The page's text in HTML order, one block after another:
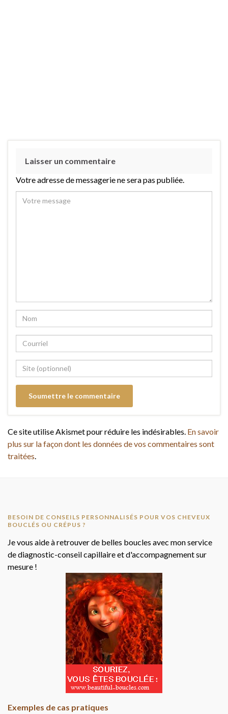
Laisser un commentaire
Votre adresse de messagerie ne sera pas publiée.
Ce site utilise Akismet pour réduire les indésirables. En savoir
plus sur la façon dont les données de vos commentaires sont
traitées.
BESOIN DE CONSEILS PERSONNALISÉS POUR VOS CHEVEUX
BOUCLÉS OU CRÉPUS ?
Je vous aide à retrouver de belles boucles avec mon service
de diagnostic-conseil capillaire et d'accompagnement sur
mesure !
Exemples de cas pratiques